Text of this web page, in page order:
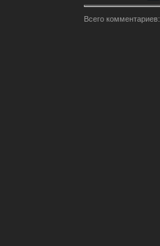
Всего комментариев: